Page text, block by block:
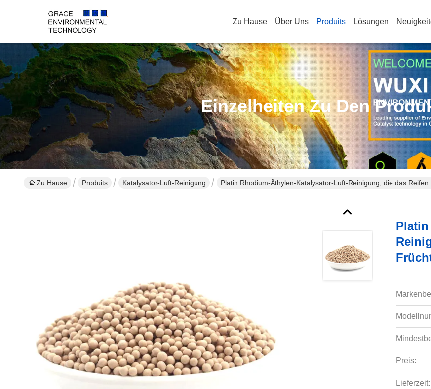
Zu Hause Über Uns Produits Lösungen
Einzelheiten Zu Den
Zu Hause Produits Katalysator-Luft-Reinigung Platin Rhodium-Äthylen-Katalysator-Luft-Reinigung, die das
Preis:
Lieferzeit: